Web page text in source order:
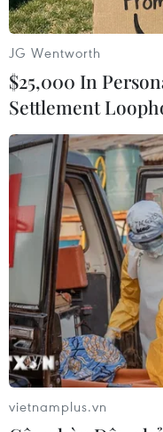
Các tăng ni, Phật tử
niệm, cầu siêu cho
JG Wentworth
$25,000 In
Settlement
vietnamplus.vn